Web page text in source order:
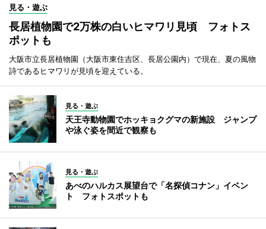
見る・遊ぶ
長居植物園で2万株の白いヒマワリ見頃 フォトス
ポットも
大阪市立長居植物園（大阪市東住吉区、長居公園内）で現在、夏の風物
詩であるヒマワリが見頃を迎えている。
見る・遊ぶ
天王寺動物園でホッキョクグマの新施設 ジャンプ
や泳ぐ姿を間近で観察も
見る・遊ぶ
あべのハルカス展望台で「名探偵コナン」イベン
ト フォトスポットも